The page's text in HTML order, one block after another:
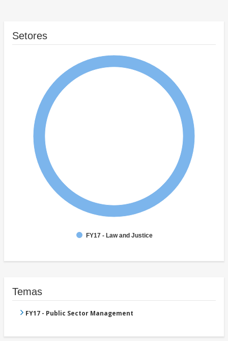
Setores
FY17 - Law and Justice
Temas
FY17 - Public Sector Management